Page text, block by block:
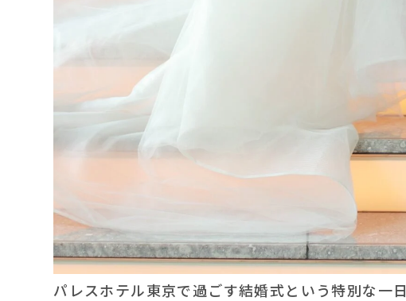
パレスホテル東京で過ごす結婚式という特別な一日